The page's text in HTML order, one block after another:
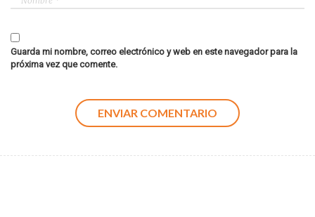
Guarda mi nombre, correo electrónico y web en este navegador para la
próxima vez que comente.